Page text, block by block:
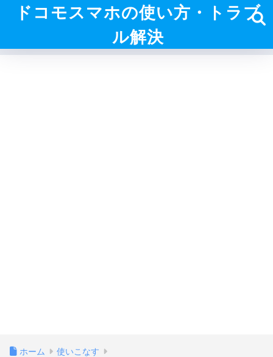
ドコモスマホの使い方・トラブ
ル解決
ホーム 使いこなす